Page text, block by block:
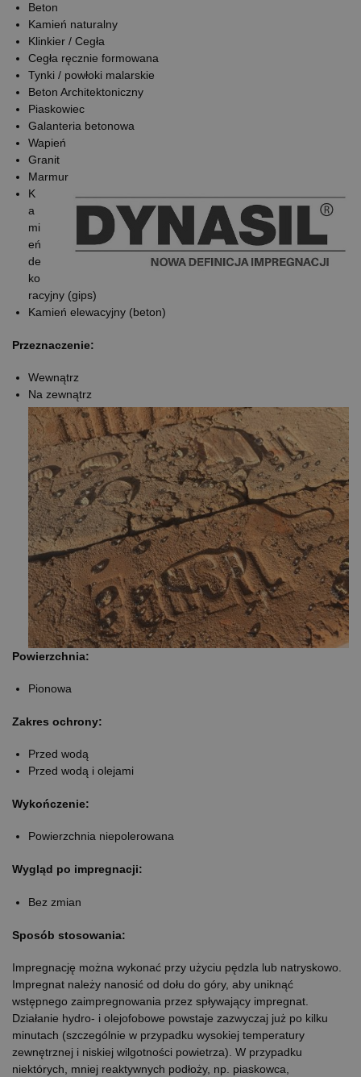
Beton
Kamień naturalny
Klinkier / Cegła
Cegła ręcznie formowana
Tynki / powłoki malarskie
Beton Architektoniczny
Piaskowiec
Galanteria betonowa
Wapień
Granit
Marmur
K
a
mi
eń
de
ko
racyjny (gips)
Kamień elewacyjny (beton)
Przeznaczenie:
Wewnątrz
Na zewnątrz
Powierzchnia:
Pionowa
Zakres ochrony:
Przed wodą
Przed wodą i olejami
Wykończenie:
Powierzchnia niepolerowana
Wygląd po impregnacji:
Bez zmian
Sposób stosowania:
Impregnację można wykonać przy użyciu pędzla lub natryskowo.
Impregnat należy nanosić od dołu do góry, aby uniknąć
wstępnego zaimpregnowania przez spływający impregnat.
Działanie hydro- i olejofobowe powstaje zazwyczaj już po kilku
minutach (szczególnie w przypadku wysokiej temperatury
zewnętrznej i niskiej wilgotności powietrza). W przypadku
niektórych, mniej reaktywnych podłoży, np. piaskowca,